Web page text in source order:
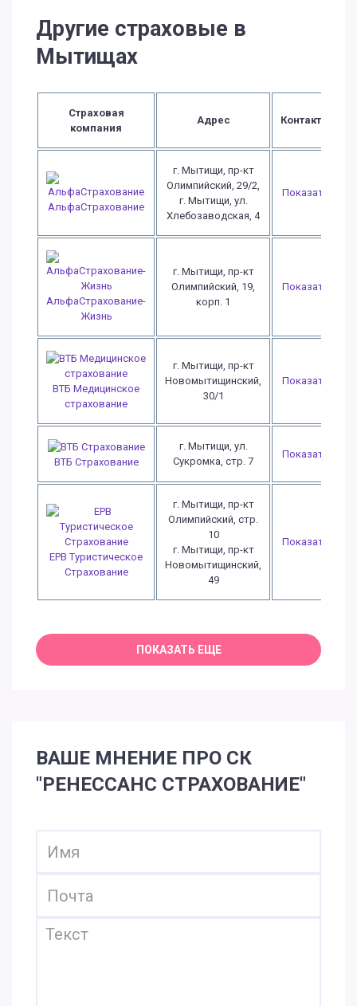
Другие страховые в
Мытищах
Страховая
компания
Адрес Контакты
АльфаСтрахование
г. Мытищи, пр-кт
Олимпийский, 29/2,
г. Мытищи, ул.
Хлебозаводская, 4
Показать
АльфаСтрахование-
Жизнь
г. Мытищи, пр-кт
Олимпийский, 19,
корп. 1
Показать
ВТБ Медицинское
страхование
г. Мытищи, пр-кт
Новомытищинский,
30/1
Показать
ВТБ Страхование
г. Мытищи, ул.
Сукромка, стр. 7
Показать
ЕРВ Туристическое
Страхование
г. Мытищи, пр-кт
Олимпийский, стр.
10
г. Мытищи, пр-кт
Новомытищинский,
49
Показать
ВАШЕ МНЕНИЕ ПРО СК
"РЕНЕССАНС СТРАХОВАНИЕ"